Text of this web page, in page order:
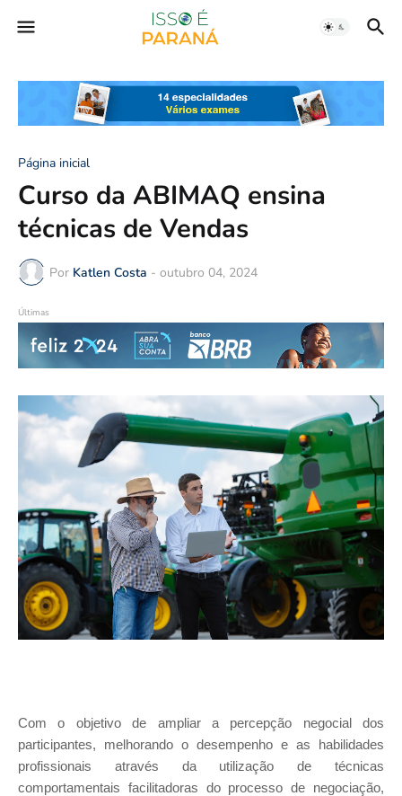
Página inicial
Curso da ABIMAQ ensina
técnicas de Vendas
Por Katlen Costa - outubro 04, 2024
Últimas
Com o objetivo de ampliar a percepção negocial dos
participantes, melhorando o desempenho e as habilidades
profissionais através da utilização de técnicas
comportamentais facilitadoras do processo de negociação,